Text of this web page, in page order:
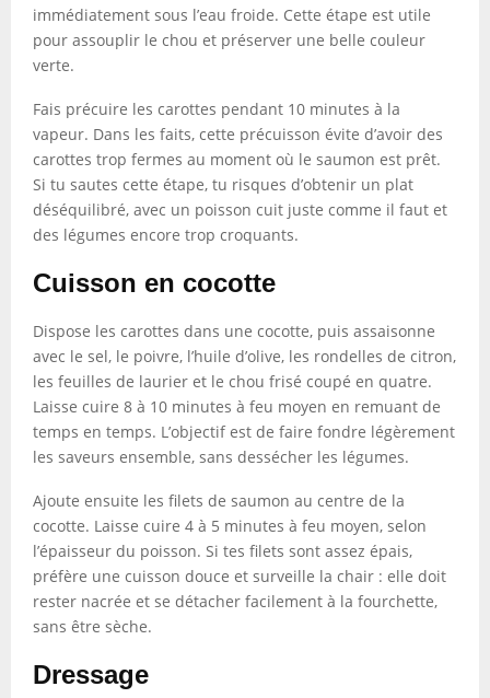
immédiatement sous l’eau froide. Cette étape est utile
pour assouplir le chou et préserver une belle couleur
verte.
Fais précuire les carottes pendant 10 minutes à la
vapeur. Dans les faits, cette précuisson évite d’avoir des
carottes trop fermes au moment où le saumon est prêt.
Si tu sautes cette étape, tu risques d’obtenir un plat
déséquilibré, avec un poisson cuit juste comme il faut et
des légumes encore trop croquants.
Cuisson en cocotte
Dispose les carottes dans une cocotte, puis assaisonne
avec le sel, le poivre, l’huile d’olive, les rondelles de citron,
les feuilles de laurier et le chou frisé coupé en quatre.
Laisse cuire 8 à 10 minutes à feu moyen en remuant de
temps en temps. L’objectif est de faire fondre légèrement
les saveurs ensemble, sans dessécher les légumes.
Ajoute ensuite les filets de saumon au centre de la
cocotte. Laisse cuire 4 à 5 minutes à feu moyen, selon
l’épaisseur du poisson. Si tes filets sont assez épais,
préfère une cuisson douce et surveille la chair : elle doit
rester nacrée et se détacher facilement à la fourchette,
sans être sèche.
Dressage